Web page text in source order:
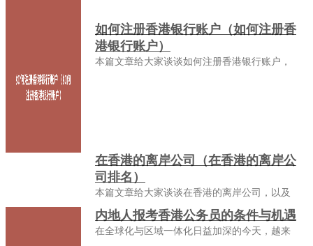
如何注册香港银行账户（如何注册香
港银行账户）
本篇文章给大家谈谈如何注册香港银行账户，
在香港的离岸公司（在香港的离岸公
司排名）
本篇文章给大家谈谈在香港的离岸公司，以及
内地人报考香港公务员的条件与机遇
在全球化与区域一体化日益加深的今天，越来